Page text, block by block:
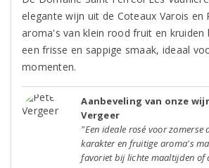
elegante wijn uit de Coteaux Varois en
aroma's van klein rood fruit en kruiden
een frisse en sappige smaak, ideaal
momenten.
Aanbeveling van onze
Vergeer
"Een ideale rosé voor zomerse
karakter en fruitige aroma's
favoriet bij lichte maaltijden of